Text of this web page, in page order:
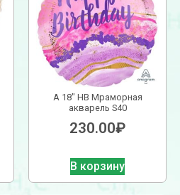
А 18″ HB Мраморная
акварель S40
230.00₽
В корзину